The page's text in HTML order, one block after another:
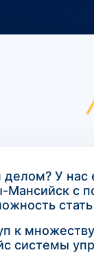
У
Мансийск с
к
системы